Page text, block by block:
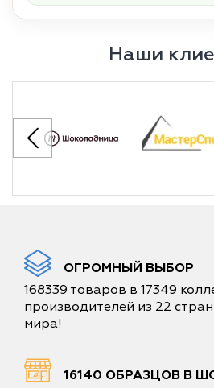
Наши
ОГРОМНЫЙ ВЫБОР
168339 товаров в 17349
производителей из 22 стран
мира!
16140 ОБРАЗЦОВ В